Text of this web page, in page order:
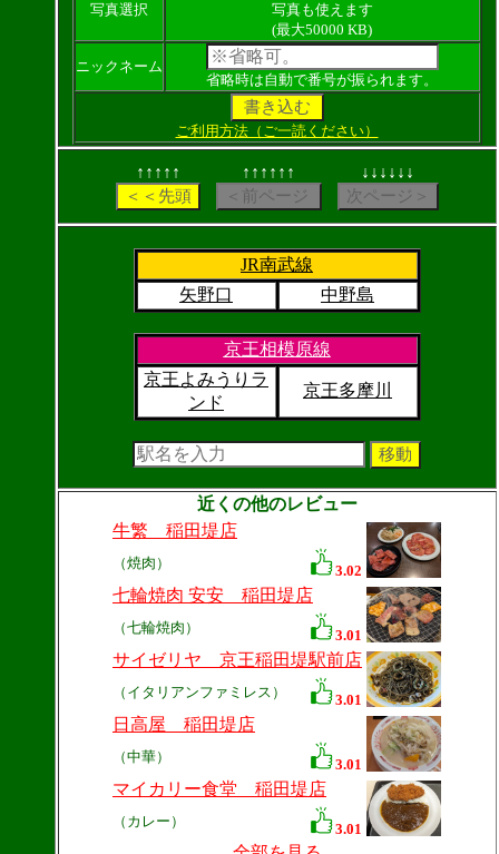
写真選択
写真も使えます
(最大50000 KB)
ニックネーム
省略時は自動で番号が振られます。
ご利用方法（ご一読ください）
↑↑↑↑↑ ↑↑↑↑↑↑ ↓↓↓↓↓↓
JR南武線
矢野口
中野島
京王相模原線
京王よみうりラ
ンド
京王多摩川
近くの他のレビュー
牛繁 稲田堤店
（焼肉） 3.02
七輪焼肉 安安 稲田堤店
（七輪焼肉） 3.01
サイゼリヤ 京王稲田堤駅前店
（イタリアンファミレス） 3.01
日高屋 稲田堤店
（中華） 3.01
マイカリー食堂 稲田堤店
（カレー） 3.01